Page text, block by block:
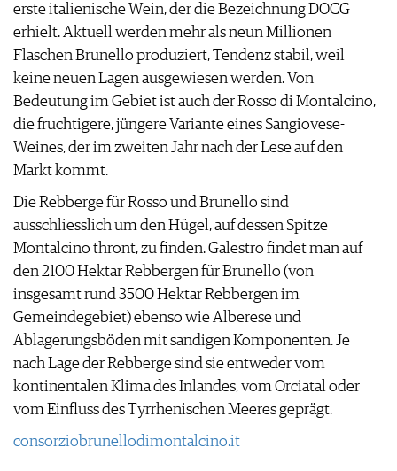
erste italienische Wein, der die Bezeichnung DOCG
erhielt. Aktuell werden mehr als neun Millionen
Flaschen Brunello produziert, Tendenz stabil, weil
keine neuen Lagen ausgewiesen werden. Von
Bedeutung im Gebiet ist auch der Rosso di Montalcino,
die fruchtigere, jüngere Variante eines Sangiovese-
Weines, der im zweiten Jahr nach der Lese auf den
Markt kommt.
Die Rebberge für Rosso und Brunello sind
ausschliesslich um den Hügel, auf dessen Spitze
Montalcino thront, zu finden. Galestro findet man auf
den 2100 Hektar Rebbergen für Brunello (von
insgesamt rund 3500 Hektar Rebbergen im
Gemeindegebiet) ebenso wie Alberese und
Ablagerungsböden mit sandigen Komponenten. Je
nach Lage der Rebberge sind sie entweder vom
kontinentalen Klima des Inlandes, vom Orciatal oder
vom Einfluss des Tyrrhenischen Meeres geprägt.
consorziobrunellodimontalcino.it